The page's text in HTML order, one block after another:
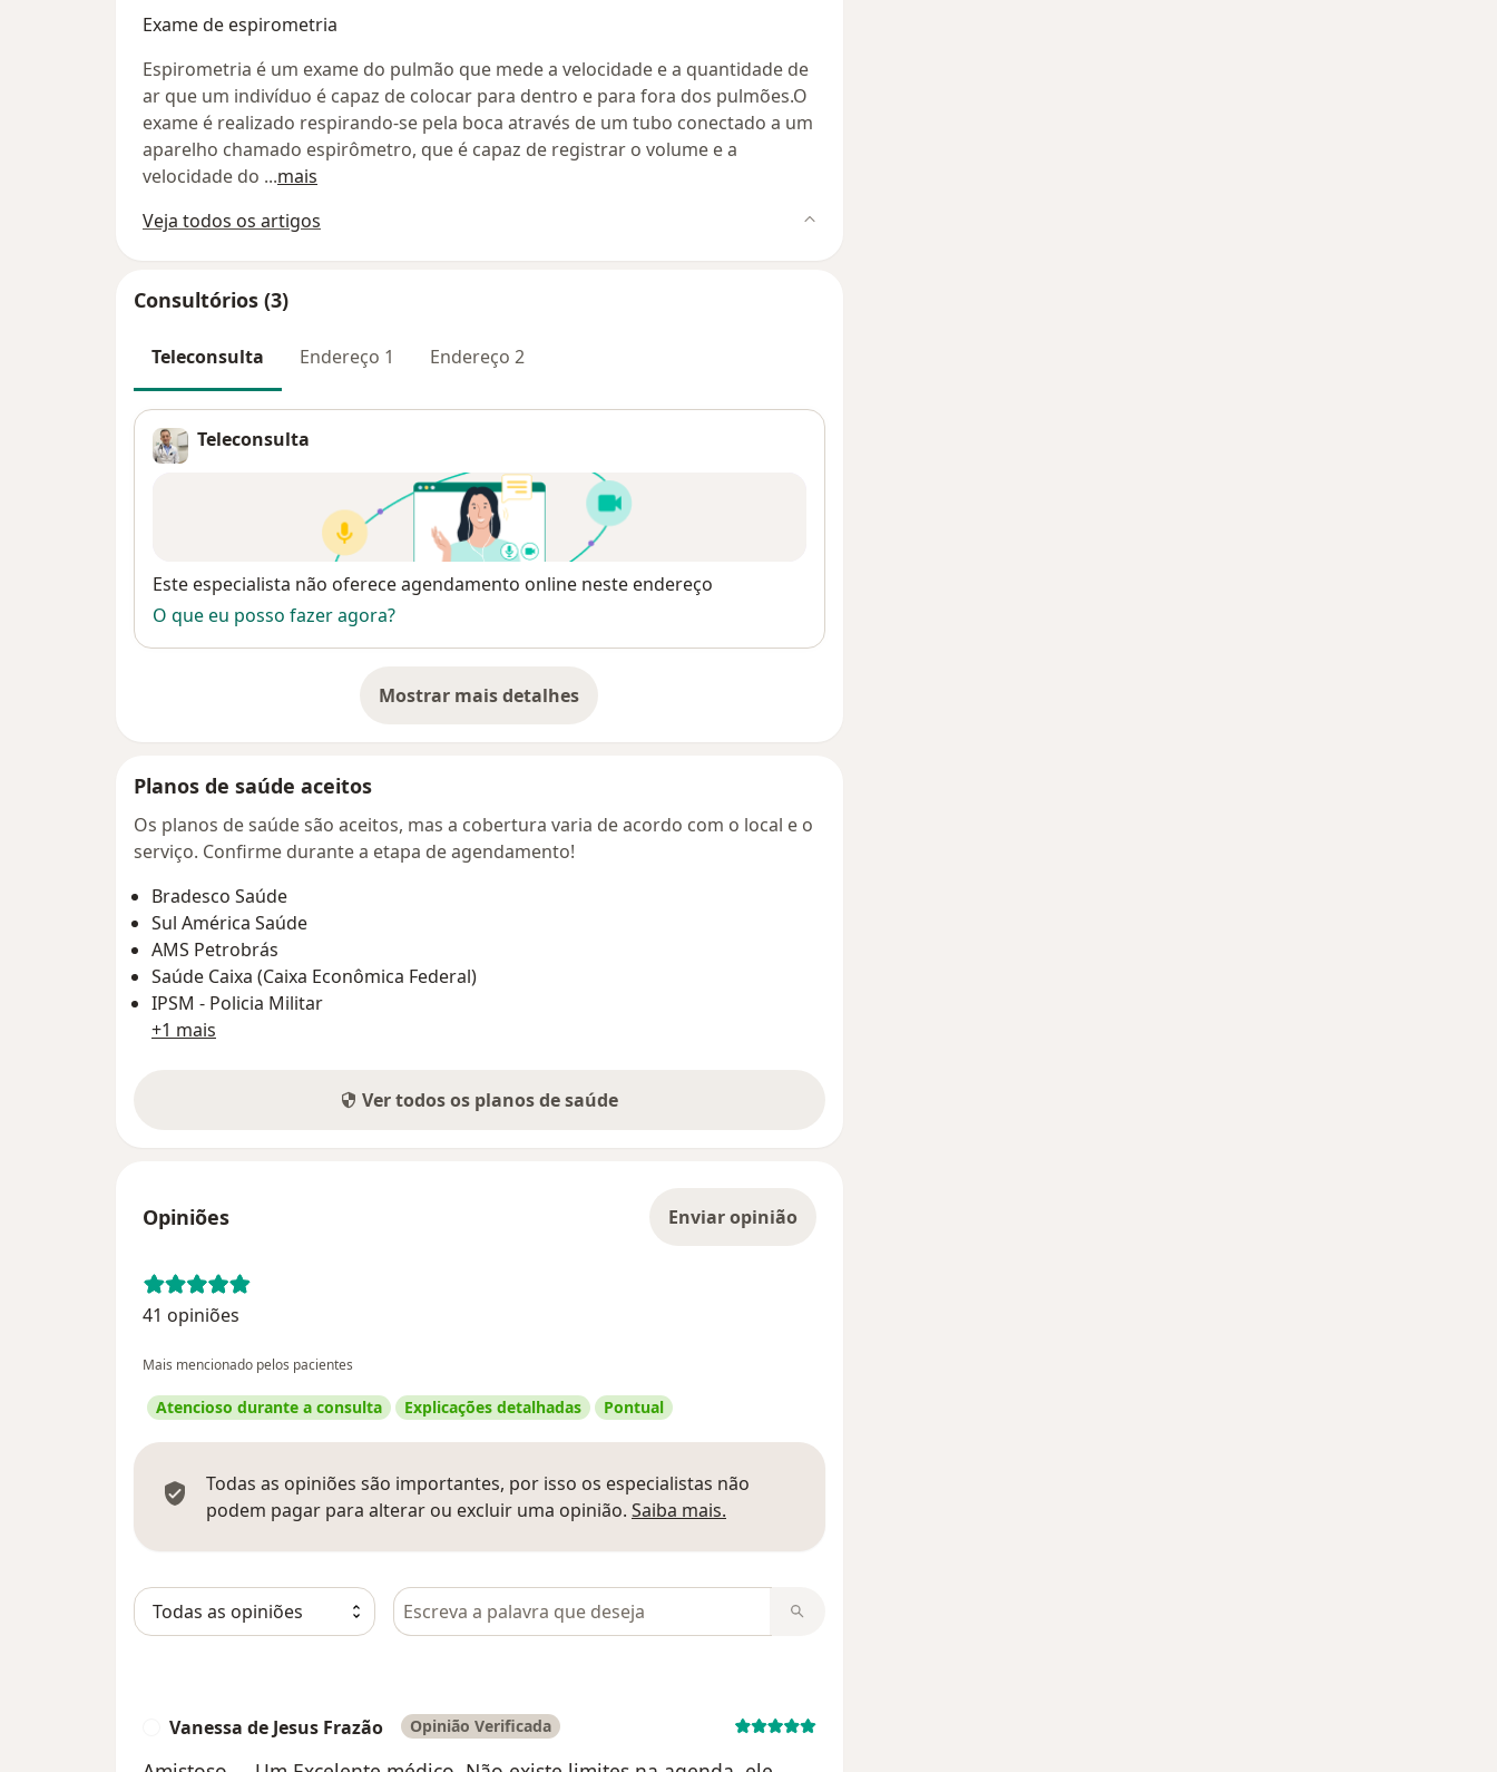
Exame de espirometria
Espirometria é um exame do pulmão que mede a velocidade e a quantidade de
ar que um indivíduo é capaz de colocar para dentro e para fora dos pulmões.O
exame é realizado respirando-se pela boca através de um tubo conectado a um
aparelho chamado espirômetro, que é capaz de registrar o volume e a
velocidade do ...mais
Veja todos os artigos
Consultórios (3)
Teleconsulta Endereço 1 Endereço 2
Teleconsulta
Disponibilidade
Este especialista não oferece agendamento online neste endereço
O que eu posso fazer agora?
Mostrar mais detalhes
sobre o endereço
Planos de saúde aceitos
Os planos de saúde são aceitos, mas a cobertura varia de acordo com o local e o
serviço. Confirme durante a etapa de agendamento!
Bradesco Saúde
Sul América Saúde
AMS Petrobrás
Saúde Caixa (Caixa Econômica Federal)
IPSM - Policia Militar
+1 mais
Ver todos os planos de saúde
Opiniões Enviar opinião
41 opiniões
Mais mencionado pelos pacientes
Atencioso durante a consulta Explicações detalhadas Pontual
Todas as opiniões são importantes, por isso os especialistas não
podem pagar para alterar ou excluir uma opinião. Saiba mais.
Pesquisar em opiniões
Vanessa de Jesus Frazão Opinião Verificada